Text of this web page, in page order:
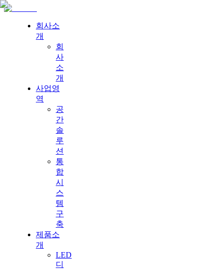
회사소
개
회
사
소
개
사업영
역
공
간
솔
루
션
통
합
시
스
템
구
축
제품소
개
LED
디